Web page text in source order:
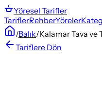
Yöresel Tarifler
TariflerRehberYöreler
/Balık/Kalamar Tava ve
Tariflere Dön